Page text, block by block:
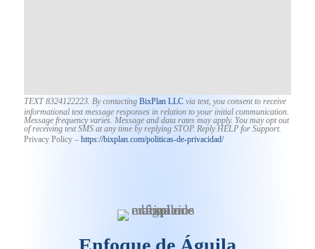
TEXT 8324122223. By contacting BixPlan LLCvia text, you consent to receive
informational text message responses in relation to your initial communication.
Message frequency varies. Message and data rates may apply. You may opt out
of receiving text SMS at any time by replying STOP. Reply HELP for Support.
Privacy Policy – https://bixplan.com/politicas-de-privacidad/